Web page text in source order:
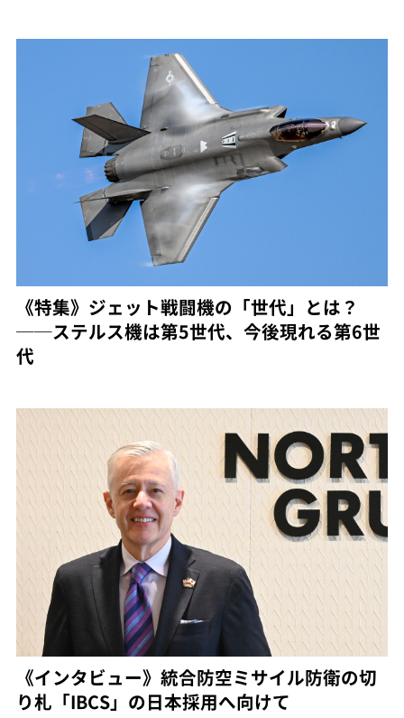
《特集》ジェット戦闘機の「世代」とは？
──ステルス機は第5世代、今後現れる第6世
代
《インタビュー》統合防空ミサイル防衛の切
り札「IBCS」の日本採用へ向けて